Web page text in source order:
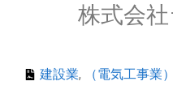
株式会
建設業, （電気工事業）